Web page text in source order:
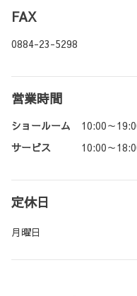
FAX
0884-23-5298
営業時間
ショールーム
10:00～
サービス
10:00～
定休日
月曜日